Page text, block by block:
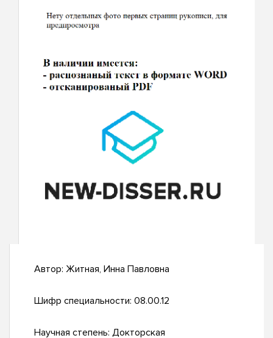
Автор: Житная, Инна Павловна
Шифр специальности: 08.00.12
Научная степень: Докторская